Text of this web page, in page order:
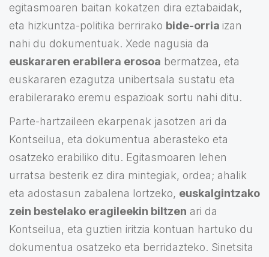
egitasmoaren baitan kokatzen dira eztabaidak,
eta hizkuntza-politika berrirako bide-orria izan
nahi du dokumentuak. Xede nagusia da
euskararen erabilera erosoa bermatzea, eta
euskararen ezagutza unibertsala sustatu eta
erabilerarako eremu espazioak sortu nahi ditu.
Parte-hartzaileen ekarpenak jasotzen ari da
Kontseilua, eta dokumentua aberasteko eta
osatzeko erabiliko ditu. Egitasmoaren lehen
urratsa besterik ez dira mintegiak, ordea; ahalik
eta adostasun zabalena lortzeko, euskalgintzako
zein bestelako eragileekin biltzen ari da
Kontseilua, eta guztien iritzia kontuan hartuko du
dokumentua osatzeko eta berridazteko. Sinetsita